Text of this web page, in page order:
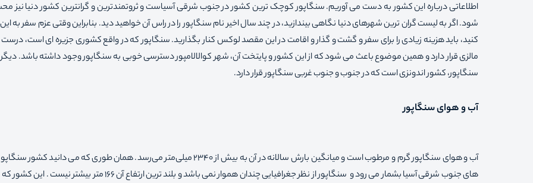
اطلاعاتی درباره این کشور به دست می آوریم. سنگاپور کوچک ترین کشور در جنوب شرقی آسیاست و ثروتمندترین و گرانترین کشور دنیا نیز
شود. اگر به لیست گران ترین شهرهای دنیا نگاهی بیندازید، در چند سال اخیر نام سنگاپور را در راس آن خواهید دید. بنابراین وقتی عزم سفر به
کنید، باید هزینه زیادی را برای سفر و گشت و گذار و اقامت در این مقصد لوکس کنار بگذارید. سنگاپور که در واقع کشوری جزیره ای است،
مالزی قرار دارد و همین موضوع باعث می شود که از این کشور و پایتخت آن، شهر کوالالامپور دسترسی خوبی به سنگاپور وجود داشته باشد.
سنگاپور، کشور اندونزی است که در جنوب و جنوب غربی سنگاپور قرار دارد.
آب و هوای سنگاپور
آب و هوای سنگاپور گرم و مرطوب است و میانگین بارش سالانه در آن به بیش از ۲۳۴۰ میلی‌متر می‌رسد. همان طوری که می دانید
های جنوب شرقی آسیا بشمار می رود و سنگاپور از نظر جغرافیایی چندان هموار نمی باشد و بلند ترین ارتفاع آن ۱۶۶